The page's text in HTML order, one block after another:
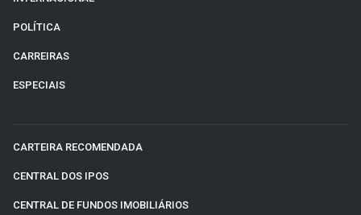
POLÍTICA
CARREIRAS
ESPECIAIS
CARTEIRA RECOMENDADA
CENTRAL DOS IPOS
CENTRAL DE FUNDOS IMOBILIÁRIOS